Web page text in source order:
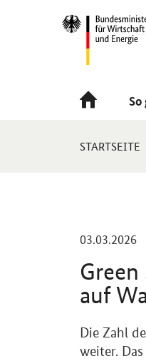
Navigation
Hauptmenü
Sie
STARTSEITE
03.03.2026
auf
Die Zahl
weiter.